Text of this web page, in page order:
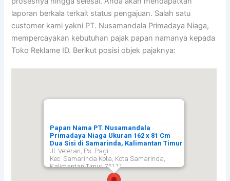
laporan berkala terkait status pengajuan. Salah satu
customer kami yakni PT. Nusamandala Primadaya Niaga,
mempercayakan kebutuhan pajak papan namanya kepada
Toko Reklame ID. Berikut posisi objek pajaknya:
Papan Nama PT. Nusamandala
Primadaya Niaga Ukuran 162 x 81 Cm
Dua Sisi di Samarinda, Kalimantan Timur
Jl. Veteran, Ps. Pagi
Kec. Samarinda Kota, Kota Samarinda,
Kalimantan Timur 75111,